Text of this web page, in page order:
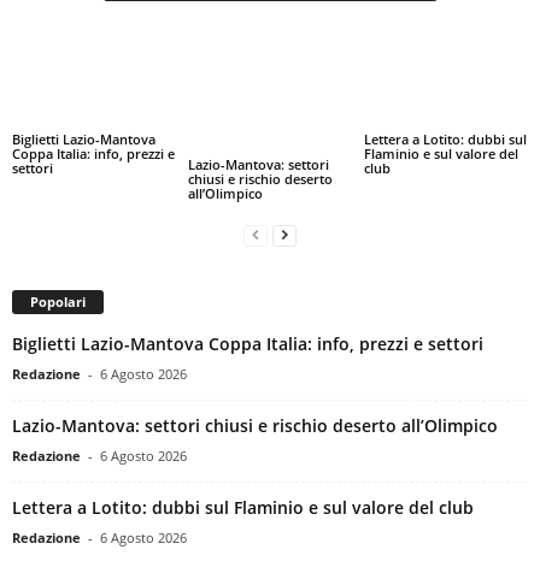
Biglietti Lazio-Mantova
Coppa Italia: info, prezzi e
settori
Lazio-Mantova: settori
chiusi e rischio deserto
all’Olimpico
Lettera a Lotito: dubbi sul
Flaminio e sul valore del
club
Popolari
Biglietti Lazio-Mantova Coppa Italia: info, prezzi e settori
Redazione - 6 Agosto 2026
Lazio-Mantova: settori chiusi e rischio deserto all’Olimpico
Redazione - 6 Agosto 2026
Lettera a Lotito: dubbi sul Flaminio e sul valore del club
Redazione - 6 Agosto 2026